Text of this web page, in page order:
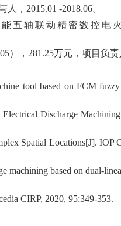
人， 2015.01 -2018.06。
能五轴联动精密数控电
）， 281.25万元，项目负责
tool based on FCM
Discharge
Spatial Locations[J]. IOP
machining based on dual-
CIRP, 2020, 95:349-353.